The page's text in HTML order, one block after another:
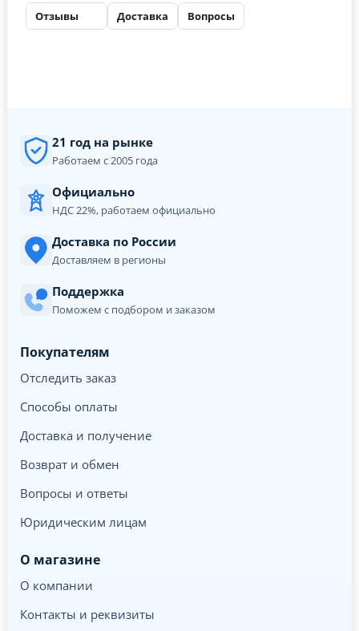
Отзывы Доставка Вопросы
21 год на рынке
Работаем с 2005 года
Официально
НДС 22%, работаем официально
Доставка по России
Доставляем в регионы
Поддержка
Поможем с подбором и заказом
Покупателям
Отследить заказ
Способы оплаты
Доставка и получение
Возврат и обмен
Вопросы и ответы
Юридическим лицам
О магазине
О компании
Контакты и реквизиты